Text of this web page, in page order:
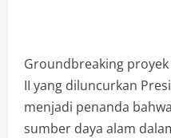
Groundbreaking
II yang diluncurkan
menjadi penanda
sumber daya alam